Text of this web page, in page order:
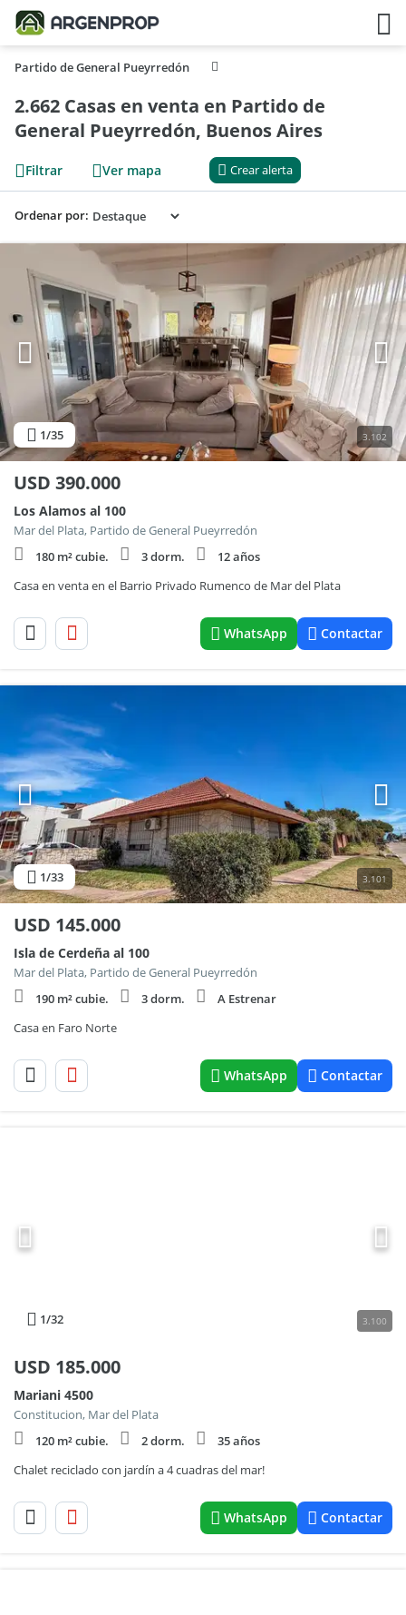
Partido de General Pueyrredón
2.662 Casas en venta en Partido de
General Pueyrredón, Buenos Aires
Filtrar Ver mapa Crear alerta
Ordenar por:
1/35 3.102
USD 390.000
Los Alamos al 100
Mar del Plata, Partido de General Pueyrredón
180 m² cubie.
3 dorm.
12 años
Casa en venta en el Barrio Privado Rumenco de Mar del Plata
WhatsApp Contactar
1/33 3.101
USD 145.000
Isla de Cerdeña al 100
Mar del Plata, Partido de General Pueyrredón
190 m² cubie.
3 dorm.
A Estrenar
Casa en Faro Norte
WhatsApp Contactar
1/32 3.100
USD 185.000
Mariani 4500
Constitucion, Mar del Plata
120 m² cubie.
2 dorm.
35 años
Chalet reciclado con jardín a 4 cuadras del mar!
WhatsApp Contactar